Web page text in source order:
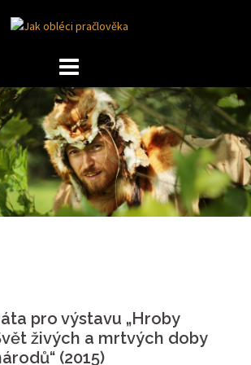
pro výstavu „Hroby
živých a mrtvých doby
(2015)